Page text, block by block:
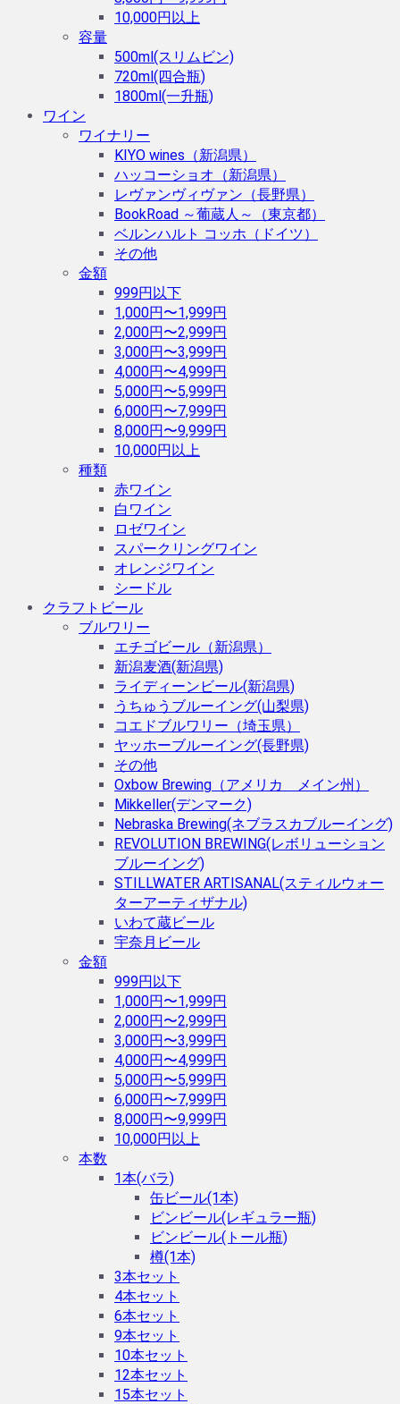
10,000円以上
容量
500ml(スリムビン)
720ml(四合瓶)
1800ml(一升瓶)
ワイン
ワイナリー
KIYO wines（新潟県）
ハッコーショオ（新潟県）
レヴァンヴィヴァン（長野県）
BookRoad ～葡蔵人～（東京都）
ベルンハルト コッホ（ドイツ）
その他
金額
999円以下
1,000円〜1,999円
2,000円〜2,999円
3,000円〜3,999円
4,000円〜4,999円
5,000円〜5,999円
6,000円〜7,999円
8,000円〜9,999円
10,000円以上
種類
赤ワイン
白ワイン
ロゼワイン
スパークリングワイン
オレンジワイン
シードル
クラフトビール
ブルワリー
エチゴビール（新潟県）
新潟麦酒(新潟県)
ライディーンビール(新潟県)
うちゅうブルーイング(山梨県)
コエドブルワリー（埼玉県）
ヤッホーブルーイング(長野県)
その他
Oxbow Brewing（アメリカ メイン州）
Mikkeller(デンマーク)
Nebraska Brewing(ネブラスカブルーイング)
REVOLUTION BREWING(レボリューション
ブルーイング)
STILLWATER ARTISANAL(スティルウォー
ターアーティザナル)
いわて蔵ビール
宇奈月ビール
金額
999円以下
1,000円〜1,999円
2,000円〜2,999円
3,000円〜3,999円
4,000円〜4,999円
5,000円〜5,999円
6,000円〜7,999円
8,000円〜9,999円
10,000円以上
本数
1本(バラ)
缶ビール(1本)
ビンビール(レギュラー瓶)
ビンビール(トール瓶)
樽(1本)
3本セット
4本セット
6本セット
9本セット
10本セット
12本セット
15本セット